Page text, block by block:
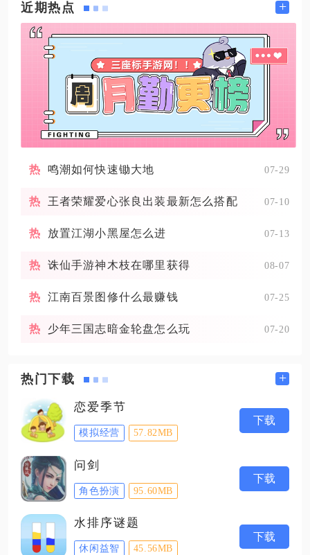
近期热点 +
鸣潮如何快速锄大地 07-29
王者荣耀爱心张良出装最新怎么搭配 07-10
放置江湖小黑屋怎么进 07-13
诛仙手游神木枝在哪里获得 08-07
江南百景图修什么最赚钱 07-25
少年三国志暗金轮盘怎么玩 07-20
热门下载 +
恋爱季节
模拟经营 57.82MB
下载
问剑
角色扮演 95.60MB
下载
水排序谜题
休闲益智 45.56MB
下载